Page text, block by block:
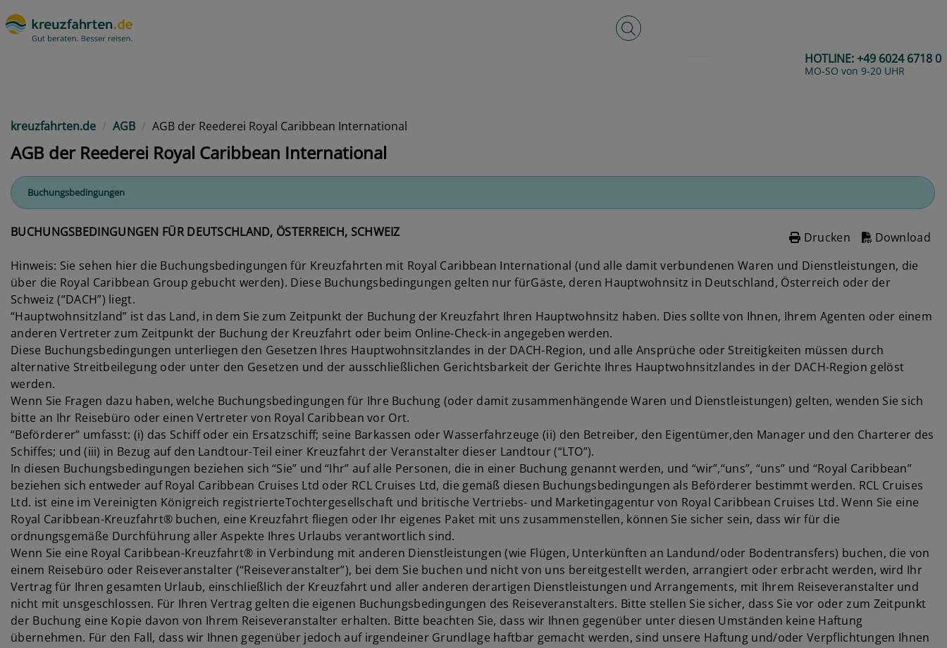
Volltextsuche
HOTLINE:+49 6024 6718 0
MO-SO von 9-20 UHR
kreuzfahrten.de AGB AGB der Reederei Royal Caribbean International
AGB der Reederei Royal Caribbean International
Buchungsbedingungen
Download
Drucken
BUCHUNGSBEDINGUNGEN FÜR DEUTSCHLAND, ÖSTERREICH, SCHWEIZ
Hinweis: Sie sehen hier die Buchungsbedingungen für Kreuzfahrten mit Royal Caribbean International (und alle damit verbundenen Waren und Dienstleistungen, die
über die Royal Caribbean Group gebucht werden). Diese Buchungsbedingungen gelten nur fürGäste, deren Hauptwohnsitz in Deutschland, Österreich oder der
Schweiz (“DACH”) liegt.
“Hauptwohnsitzland” ist das Land, in dem Sie zum Zeitpunkt der Buchung der Kreuzfahrt Ihren Hauptwohnsitz haben. Dies sollte von Ihnen, Ihrem Agenten oder einem
anderen Vertreter zum Zeitpunkt der Buchung der Kreuzfahrt oder beim Online-Check-in angegeben werden.
Diese Buchungsbedingungen unterliegen den Gesetzen Ihres Hauptwohnsitzlandes in der DACH-Region, und alle Ansprüche oder Streitigkeiten müssen durch
alternative Streitbeilegung oder unter den Gesetzen und der ausschließlichen Gerichtsbarkeit der Gerichte Ihres Hauptwohnsitzlandes in der DACH-Region gelöst
werden.
Wenn Sie Fragen dazu haben, welche Buchungsbedingungen für Ihre Buchung (oder damit zusammenhängende Waren und Dienstleistungen) gelten, wenden Sie sich
bitte an Ihr Reisebüro oder einen Vertreter von Royal Caribbean vor Ort.
“Beförderer” umfasst: (i) das Schiff oder ein Ersatzschiff; seine Barkassen oder Wasserfahrzeuge (ii) den Betreiber, den Eigentümer,den Manager und den Charterer des
Schiffes; und (iii) in Bezug auf den Landtour-Teil einer Kreuzfahrt der Veranstalter dieser Landtour (“LTO”).
In diesen Buchungsbedingungen beziehen sich “Sie” und “Ihr” auf alle Personen, die in einer Buchung genannt werden, und “wir”,“uns”, “uns” und “Royal Caribbean”
beziehen sich entweder auf Royal Caribbean Cruises Ltd oder RCL Cruises Ltd, die gemäß diesen Buchungsbedingungen als Beförderer bestimmt werden. RCL Cruises
Ltd. ist eine im Vereinigten Königreich registrierteTochtergesellschaft und britische Vertriebs- und Marketingagentur von Royal Caribbean Cruises Ltd. Wenn Sie eine
Royal Caribbean-Kreuzfahrt® buchen, eine Kreuzfahrt fliegen oder Ihr eigenes Paket mit uns zusammenstellen, können Sie sicher sein, dass wir für die
ordnungsgemäße Durchführung aller Aspekte Ihres Urlaubs verantwortlich sind.
Wenn Sie eine Royal Caribbean-Kreuzfahrt® in Verbindung mit anderen Dienstleistungen (wie Flügen, Unterkünften an Landund/oder Bodentransfers) buchen, die von
einem Reisebüro oder Reiseveranstalter (“Reiseveranstalter”), bei dem Sie buchen und nicht von uns bereitgestellt werden, arrangiert oder erbracht werden, wird Ihr
Vertrag für Ihren gesamten Urlaub, einschließlich der Kreuzfahrt und aller anderen derartigen Dienstleistungen und Arrangements, mit Ihrem Reiseveranstalter und
nicht mit unsgeschlossen. Für Ihren Vertrag gelten die eigenen Buchungsbedingungen des Reiseveranstalters. Bitte stellen Sie sicher, dass Sie vor oder zum Zeitpunkt
der Buchung eine Kopie davon von Ihrem Reiseveranstalter erhalten. Bitte beachten Sie, dass wir Ihnen gegenüber unter diesen Umständen keine Haftung
übernehmen. Für den Fall, dass wir Ihnen gegenüber jedoch auf irgendeiner Grundlage haftbar gemacht werden, sind unsere Haftung und/oder Verpflichtungen Ihnen